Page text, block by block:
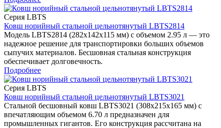
Серия LBTS
Ковш норийный стальной цельнотянутый LBTS2814
Модель LBTS2814 (282x142x115 мм) с объемом 2.95 л — это
надежное решение для транспортировки больших объемов
сыпучих материалов. Бесшовная стальная конструкция
обеспечивает долговечность.
Подробнее
Серия LBTS
Ковш норийный стальной цельнотянутый LBTS3021
Стальной бесшовный ковш LBTS3021 (308x215x165 мм) с
впечатляющим объемом 6.70 л предназначен для
промышленных гигантов. Его конструкция рассчитана на